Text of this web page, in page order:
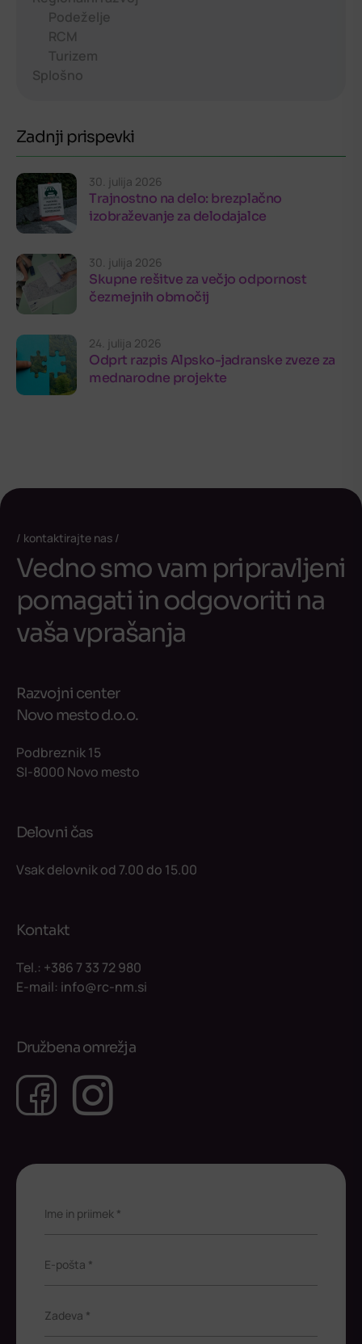
Podeželje
RCM
Turizem
Splošno
Zadnji prispevki
30. julija 2026
Trajnostno na delo: brezplačno
izobraževanje za delodajalce
30. julija 2026
Skupne rešitve za večjo odpornost
čezmejnih območij
24. julija 2026
Odprt razpis Alpsko-jadranske zveze za
mednarodne projekte
kontaktirajte nas
Vedno smo vam pripravljeni
pomagati in odgovoriti na
vaša vprašanja
Razvojni center
Novo mesto d.o.o.
Podbreznik 15
SI-8000 Novo mesto
Delovni čas
Vsak delovnik od 7.00 do 15.00
Kontakt
Tel.: +386 7 33 72 980
E-mail: info@rc-nm.si
Družbena omrežja
Facebook
Instagram
Ime in priimek *
E-pošta *
Zadeva *